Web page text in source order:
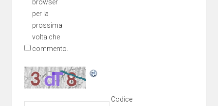
browser
per la
prossima
volta che
commento.
Codice